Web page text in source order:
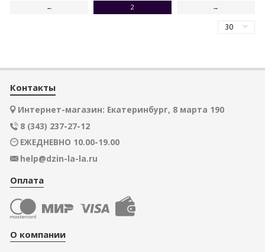
← 2 →
Контакты
Интернет-магазин: Екатеринбург, 8 марта 190
8 (343) 237-27-12
ЕЖЕДНЕВНО 10.00-19.00
help@dzin-la-la.ru
Оплата
О компании